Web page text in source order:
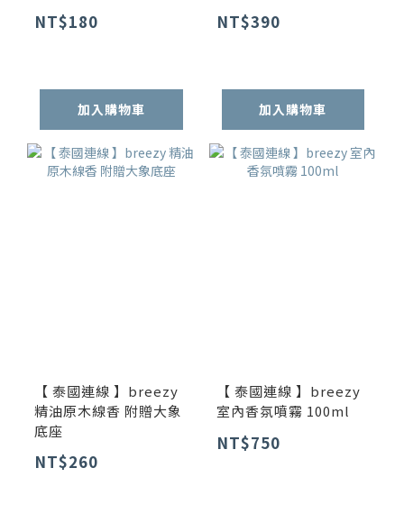
NT$180
加入購物車
NT$390
加入購物車
【 泰國連線 】breezy
精油原木線香 附贈大象
底座
NT$260
【 泰國連線 】breezy
室內香氛噴霧 100ml
NT$750